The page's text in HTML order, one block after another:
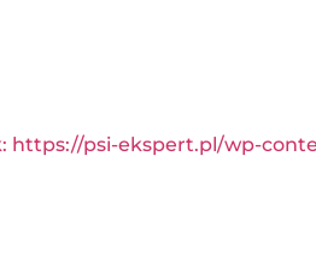
https://psi-ekspert.pl/wp-